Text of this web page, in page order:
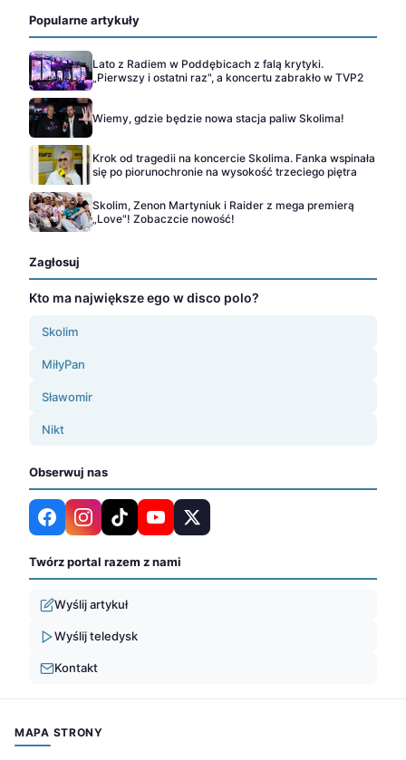
Popularne artykuły
Lato z Radiem w Poddębicach z falą krytyki.
„Pierwszy i ostatni raz", a koncertu zabrakło w TVP2
Wiemy, gdzie będzie nowa stacja paliw Skolima!
Krok od tragedii na koncercie Skolima. Fanka wspinała
się po piorunochronie na wysokość trzeciego piętra
Skolim, Zenon Martyniuk i Raider z mega premierą
„Love"! Zobaczcie nowość!
Zagłosuj
Kto ma największe ego w disco polo?
Skolim
MiłyPan
Sławomir
Nikt
Obserwuj nas
Twórz portal razem z nami
Wyślij artykuł
Wyślij teledysk
Kontakt
MAPA STRONY